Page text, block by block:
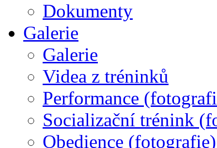
Dokumenty
Galerie
Galerie
Videa z tréninků
Performance
Socializační trénink
Obedience (fotografie)